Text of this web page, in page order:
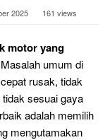
2025 161 views
motor yang
umum di
rusak, tidak
sesuai gaya
adalah memilih
mengutamakan